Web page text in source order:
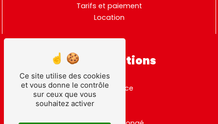
Tarifs et paiement
Location
Nos prestations
ambulance
Ce site utilise des cookies
et vous donne le contrôle
sur ceux que vous
souhaitez activer